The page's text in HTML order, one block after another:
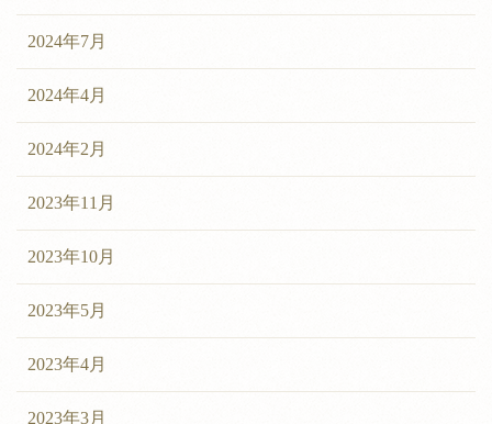
2024年7月
2024年4月
2024年2月
2023年11月
2023年10月
2023年5月
2023年4月
2023年3月